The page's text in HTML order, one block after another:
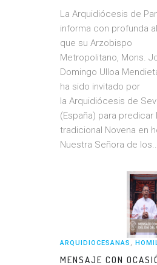
La Arquidiócesis de
informa con profunda
que su Arzobispo
Metropolitano, Mons.
Domingo Ulloa
ha sido invitado por
la Arquidiócesis de
(España) para predicar
tradicional Novena en
Nuestra Señora de
ARQUIDIOCESANAS ,
MENSAJE CON